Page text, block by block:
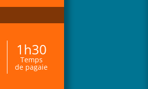
1h30
Temps
de pagaie